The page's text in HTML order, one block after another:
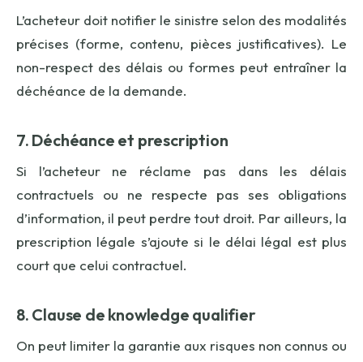
L’acheteur doit notifier le sinistre selon des modalités
précises (forme, contenu, pièces justificatives). Le
non-respect des délais ou formes peut entraîner la
déchéance de la demande.
7. Déchéance et prescription
Si l’acheteur ne réclame pas dans les délais
contractuels ou ne respecte pas ses obligations
d’information, il peut perdre tout droit. Par ailleurs, la
prescription légale s’ajoute si le délai légal est plus
court que celui contractuel.
8. Clause de knowledge qualifier
On peut limiter la garantie aux risques non connus ou